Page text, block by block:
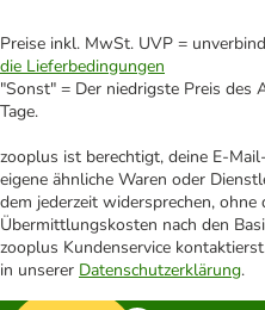
Preise inkl. MwSt. UVP =
die Lieferbedingungen
"Sonst" = Der niedrigste Preis des
Tage.
zooplus ist berechtigt, deine E-
eigene ähnliche Waren oder
dem jederzeit widersprechen,
Übermittlungskosten nach den
zooplus Kundenservice
in unserer Datenschutzerklärung.